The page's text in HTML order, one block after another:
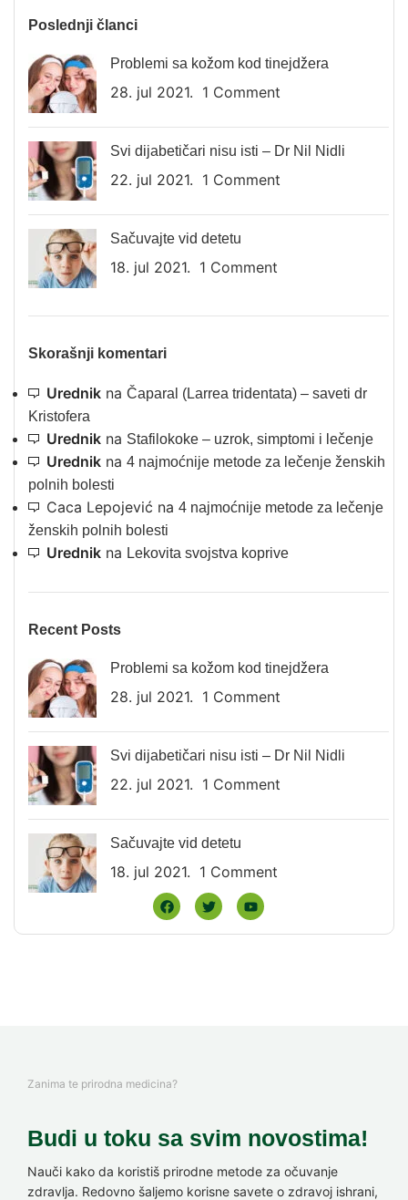
Poslednji članci
Problemi sa kožom kod tinejdžera
28. jul 2021. 1 Comment
Svi dijabetičari nisu isti – Dr Nil Nidli
22. jul 2021. 1 Comment
Sačuvajte vid detetu
18. jul 2021. 1 Comment
Skorašnji komentari
Urednik na Čaparal (Larrea tridentata) – saveti dr
Kristofera
Urednik na Stafilokoke – uzrok, simptomi i lečenje
Urednik na 4 najmoćnije metode za lečenje ženskih
polnih bolesti
Caca Lepojević na 4 najmoćnije metode za lečenje
ženskih polnih bolesti
Urednik na Lekovita svojstva koprive
Recent Posts
Problemi sa kožom kod tinejdžera
28. jul 2021. 1 Comment
Svi dijabetičari nisu isti – Dr Nil Nidli
22. jul 2021. 1 Comment
Sačuvajte vid detetu
18. jul 2021. 1 Comment
Zanima te prirodna medicina?
Budi u toku sa svim novostima!
Nauči kako da koristiš prirodne metode za očuvanje
zdravlja. Redovno šaljemo korisne savete o zdravoj ishrani,